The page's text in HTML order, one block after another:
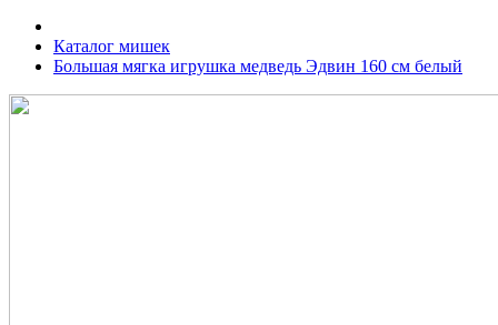
Каталог мишек
Большая мягка игрушка медведь Эдвин 160 см белый